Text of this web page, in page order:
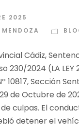
2025
Cádiz,
230/2024 (LA
10817, Sección
de Octubre de
culpas. El
detener el